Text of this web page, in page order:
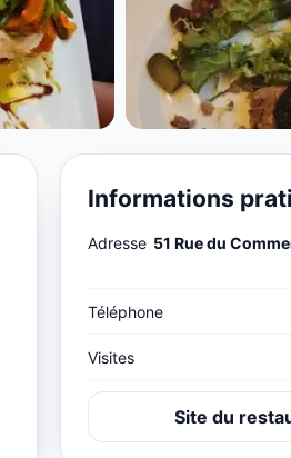
Informations
Adresse 51 Rue du
Téléphone
Visites
Site du